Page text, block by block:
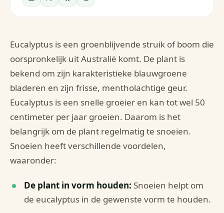
Eucalyptus is een groenblijvende struik of boom die
oorspronkelijk uit Australië komt. De plant is
bekend om zijn karakteristieke blauwgroene
bladeren en zijn frisse, mentholachtige geur.
Eucalyptus is een snelle groeier en kan tot wel 50
centimeter per jaar groeien. Daarom is het
belangrijk om de plant regelmatig te snoeien.
Snoeien heeft verschillende voordelen,
waaronder:
De plant in vorm houden: Snoeien helpt om
de eucalyptus in de gewenste vorm te houden.